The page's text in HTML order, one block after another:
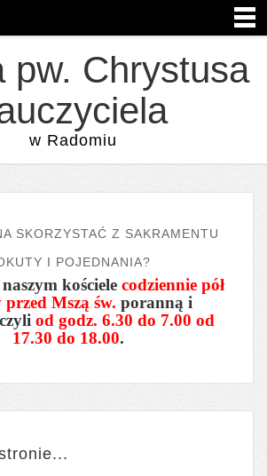
pw. Chrystusa
w Radomiu
SKORZYSTAĆ Z SAKRAMENTU
I POJEDNANIA?
kościele codziennie pół
Mszą św. poranną i
od godz. 6.30 do 7.00 od
17.30 do 18.00.